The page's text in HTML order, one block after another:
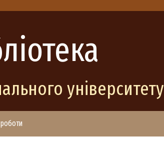
університету